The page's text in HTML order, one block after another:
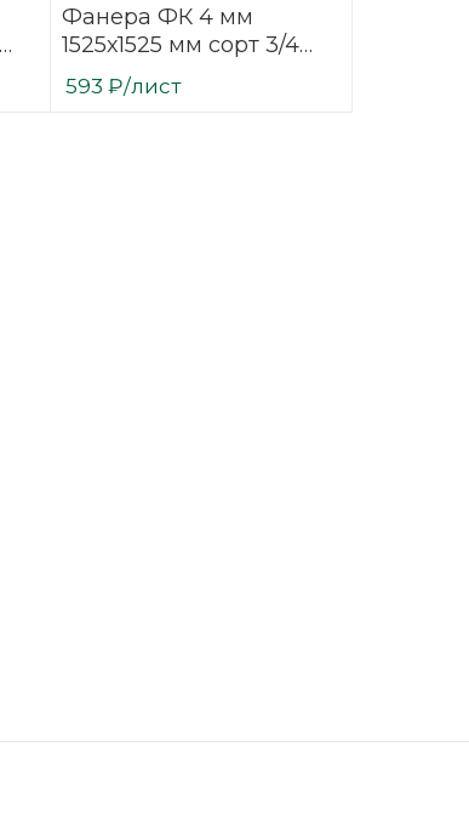
Фанера ФК 4 мм
1525х1525 мм сорт 3/4
шлифованная
березовая
593 ₽/лист